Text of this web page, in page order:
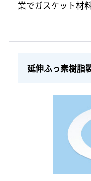
業でガスケット材
延伸ふっ素樹脂